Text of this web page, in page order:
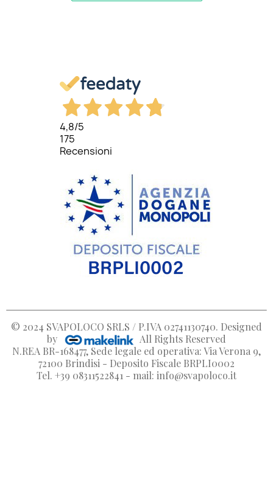
4,8/5
175
Recensioni
© 2024 SVAPOLOCO SRLS / P.IVA 02741130740. Designed
by
All Rights Reserved
N.REA BR-168477, Sede legale ed operativa: Via Verona 9,
72100 Brindisi - Deposito Fiscale BRPLI0002
Tel. +39 08311522841 - mail: info@svapoloco.it